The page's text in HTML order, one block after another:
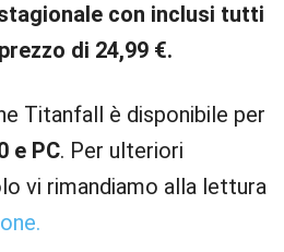
con inclusi tutti
di 24,99 €.
Titanfall è disponibile per
e PC. Per ulteriori
vi rimandiamo alla lettura